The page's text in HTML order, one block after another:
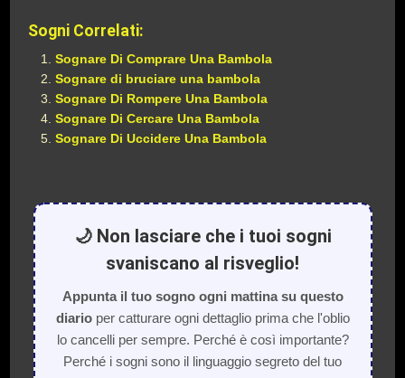
Sogni Correlati:
Sognare Di Comprare Una Bambola
Sognare di bruciare una bambola
Sognare Di Rompere Una Bambola
Sognare Di Cercare Una Bambola
Sognare Di Uccidere Una Bambola
🌙 Non lasciare che i tuoi sogni
svaniscano al risveglio!
Appunta il tuo sogno ogni mattina su questo
diarioper catturare ogni dettaglio prima che l'oblio
lo cancelli per sempre. Perché è così importante?
Perché i sogni sono il linguaggio segreto del tuo